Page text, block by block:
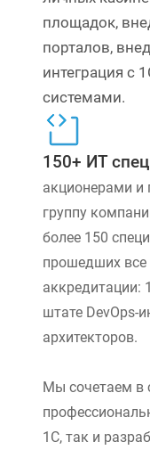
площадок,
порталов,
интеграция с
системами.
150+ ИТ
акционерами
группу
более 150
прошедших все
аккредитации:
штате DevOps-
архитекторов.
Мы сочетаем в
1С, так и